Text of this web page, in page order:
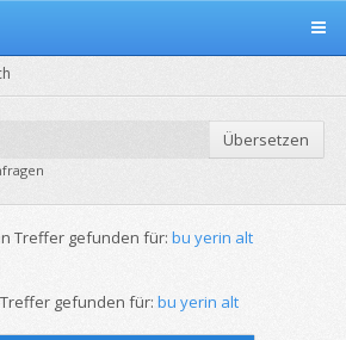
Übersetzen
Treffer gefunden für: bu yerin alt
gefunden für: bu yerin alt